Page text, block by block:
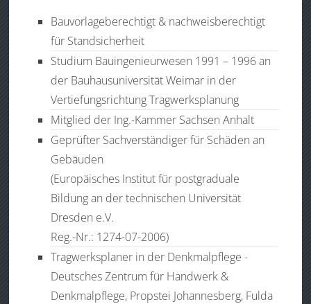
Bauvorlageberechtigt & nachweisberechtigt
für Standsicherheit
Studium Bauingenieurwesen 1991 – 1996 an
der Bauhausuniversität Weimar in der
Vertiefungsrichtung Tragwerksplanung
Mitglied der Ing.-Kammer Sachsen Anhalt
Geprüfter Sachverständiger für Schäden an
Gebäuden
(Europäisches Institut für postgraduale
Bildung an der technischen Universität
Dresden e.V.
Reg.-Nr.: 1274-07-2006)
Tragwerksplaner in der Denkmalpflege -
Deutsches Zentrum für Handwerk &
Denkmalpflege, Propstei Johannesberg, Fulda